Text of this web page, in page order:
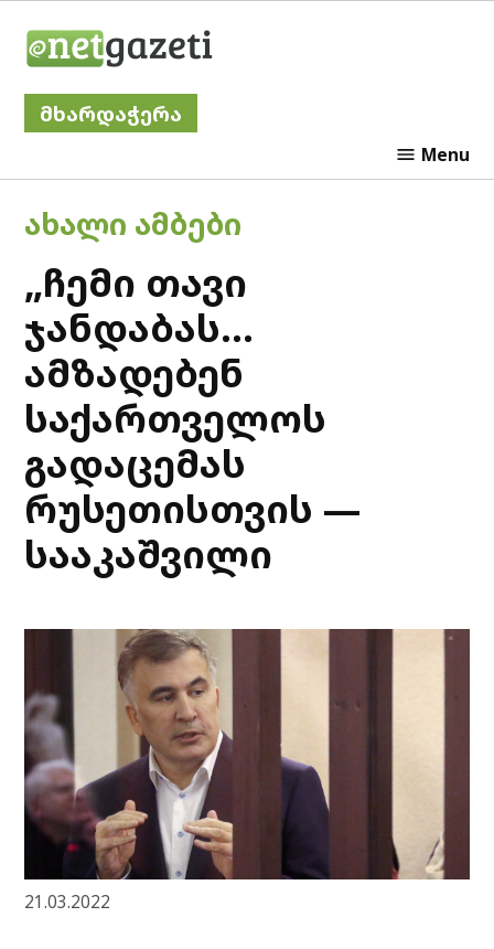
მხარდაჭერა
Menu
POSTED
IN
ᲐᲮᲐᲚᲘ ᲐᲛᲑᲔᲑᲘ
„ჩემი თავი
ჯანდაბას…
ამზადებენ
საქართველოს
გადაცემას
რუსეთისთვის —
სააკაშვილი
21.03.2022